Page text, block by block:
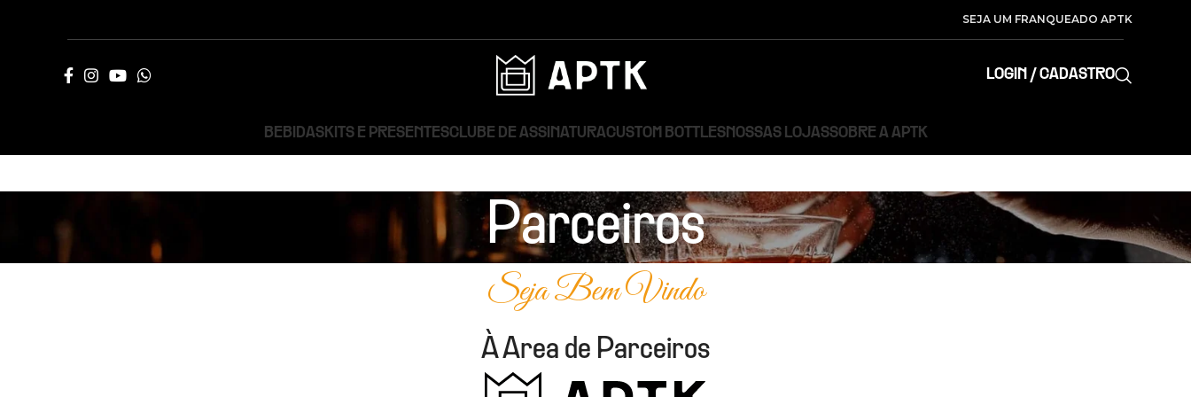
SEJA UM FRANQUEADO APTK
LOGIN / CADASTRO
BEBIDASKITS E PRESENTESCLUBE DE ASSINATURACUSTOM BOTTLESNOSSAS LOJASSOBRE A APTK
Parceiros
Seja Bem Vindo
À Area de Parceiros